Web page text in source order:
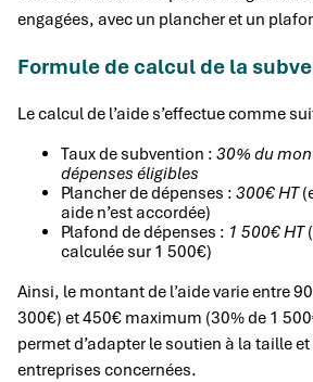
engagées, avec un plancher et un
Formule de calcul de la
Le calcul de l’aide s’effectue comme
Taux de subvention : 30% du
dépenses éligibles
Plancher de dépenses : 300€ HT
aide n’est accordée)
Plafond de dépenses : 1 500€ HT
calculée sur 1 500€)
Ainsi, le montant de l’aide varie entre
300€) et 450€ maximum (30% de 1
permet d’adapter le soutien à la taille
entreprises concernées.